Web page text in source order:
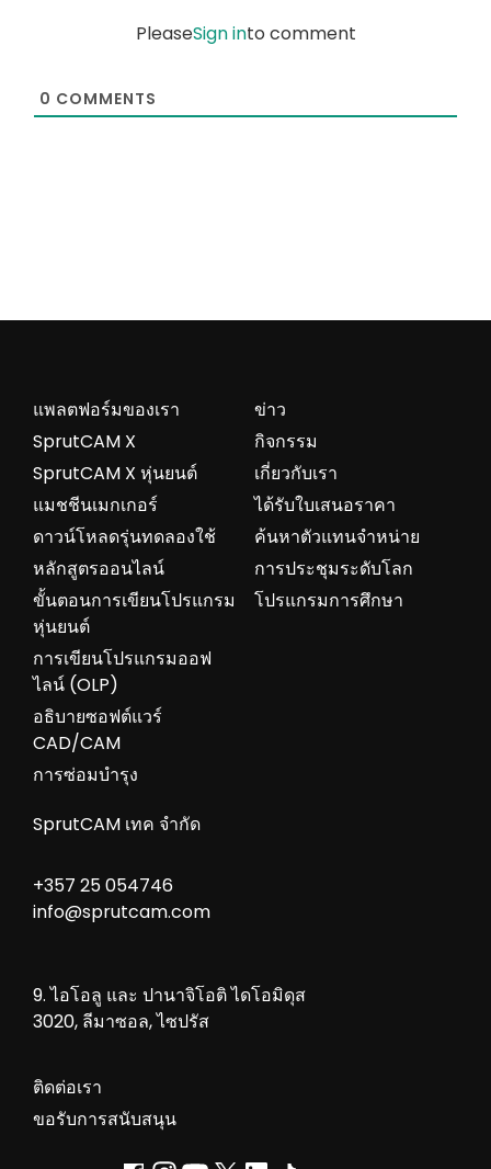
PleaseSign into comment
0 COMMENTS
ข่าว
กิจกรรม
เกี่ยวกับเรา
ได้รับใบเสนอราคา
ค้นหาตัวแทนจำหน่าย
การประชุมระดับโลก
โปรแกรมการศึกษา
แพลตฟอร์มของเรา
SprutCAM X
SprutCAM X หุ่นยนต์
แมชชีนเมกเกอร์
ดาวน์โหลดรุ่นทดลองใช้
หลักสูตรออนไลน์
ขั้นตอนการเขียนโปรแกรม
หุ่นยนต์
การเขียนโปรแกรมออฟ
ไลน์ (OLP)
อธิบายซอฟต์แวร์
CAD/CAM
การซ่อมบำรุง
SprutCAM เทค จำกัด
+357 25 054746
info@sprutcam.com
9. ไอโอลู และ ปานาจิโอติ ไดโอมิดุส
3020, ลีมาซอล, ไซปรัส
ติดต่อเรา
ขอรับการสนับสนุน